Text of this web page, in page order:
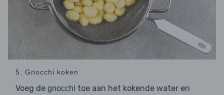
5. Gnocchi koken
Voeg de gnocchi toe aan het kokende water en